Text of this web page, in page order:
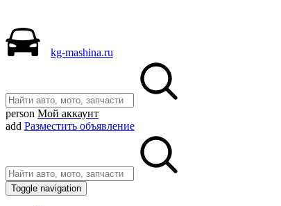
kg-mashina.ru
person Мой аккаунт
add Разместить объявление
Toggle navigation